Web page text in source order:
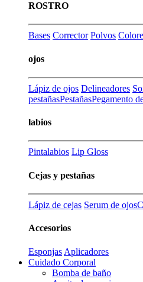
ROSTRO
Bases Corrector Polvos
ojos
Lápiz de ojos Delineadores
pestañasPestañasPegamento
labios
Pintalabios Lip Gloss
Cejas y pestañas
Lápiz de cejas Serum de ojos
Accesorios
Esponjas Aplicadores
Cuidado Corporal
Bomba de baño